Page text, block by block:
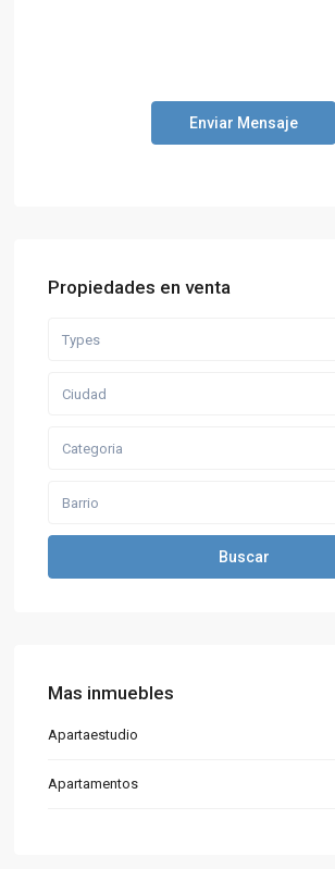
Enviar Mensaje
Propiedades en venta
Types
Ciudad
Categoria
Barrio
Buscar
Mas inmuebles
Apartaestudio
Apartamentos